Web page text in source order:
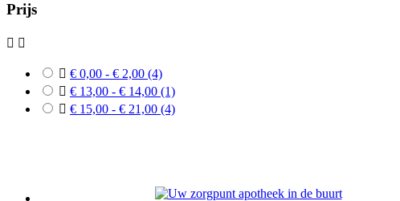
Prijs
 
 € 0,00 - € 2,00 (4)
 € 13,00 - € 14,00 (1)
 € 15,00 - € 21,00 (4)